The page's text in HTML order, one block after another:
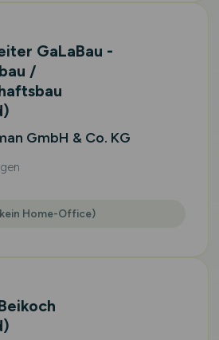
GaLaBau -
/
GmbH & Co. KG
Home-Office)